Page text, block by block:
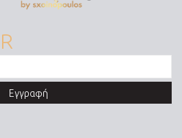
Εγγραφή